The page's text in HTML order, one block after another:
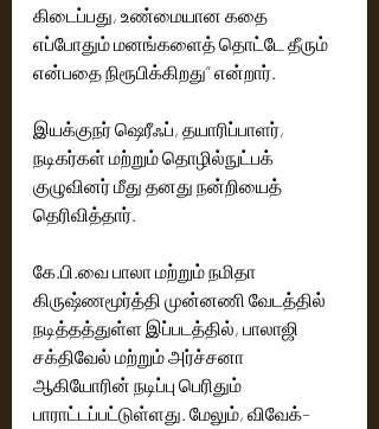
கிடைப்பது, உண்மையான கதை
எப்போதும் மனங்களைத் தொட்டே தீரும்
என்பதை நிரூபிக்கிறது” என்றார்.
இயக்குநர் ஷெரீஃப், தயாரிப்பாளர்,
நடிகர்கள் மற்றும் தொழில்நுட்பக்
குழுவினர் மீது தனது நன்றியைத்
தெரிவித்தார்.
கே.பி.வை பாலா மற்றும் நமிதா
கிருஷ்ணமூர்த்தி முன்னணி வேடத்தில்
நடித்தத்துள்ள இப்படத்தில், பாலாஜி
சக்திவேல் மற்றும் அர்ச்சனா
ஆகியோரின் நடிப்பு பெரிதும்
பாராட்டப்பட்டுள்ளது. மேலும், விவேக்–